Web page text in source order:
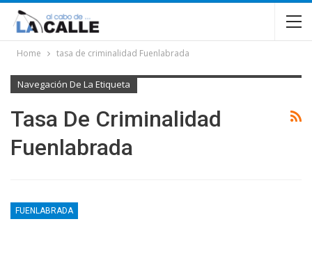
Home tasa de criminalidad Fuenlabrada
Navegación De La Etiqueta
Tasa De Criminalidad
Fuenlabrada
FUENLABRADA